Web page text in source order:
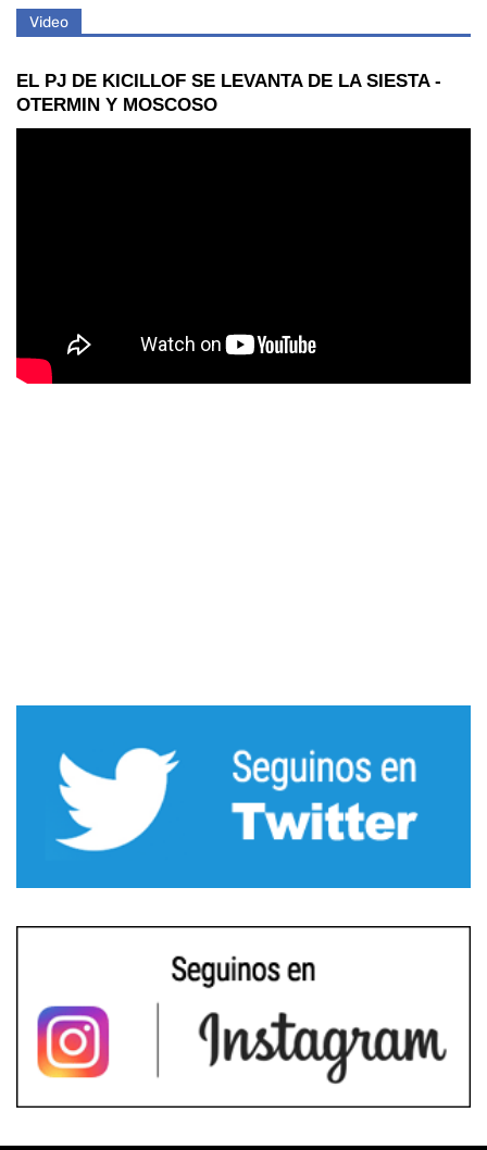
Video
EL PJ DE KICILLOF SE LEVANTA DE LA SIESTA -
OTERMIN Y MOSCOSO